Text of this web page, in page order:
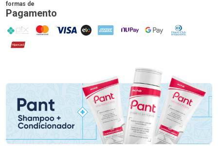
formas de
Pagamento
PIX MasterCard
VISA ELO AMEX NuPay Google PayDiners Club
Hipercard
Promoção em Destaque